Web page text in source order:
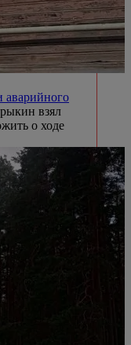
аварийного
взял
о ходе